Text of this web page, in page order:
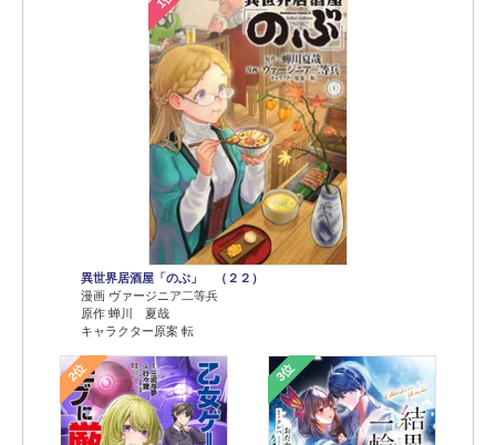
異世界居酒屋「のぶ」 （２２）
漫画 ヴァージニア二等兵
原作 蝉川 夏哉
キャラクター原案 転
2位 3位